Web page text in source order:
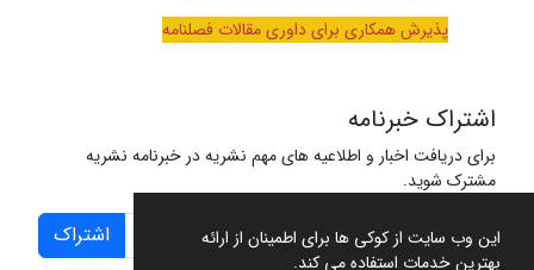
این وب سایت از کوکی ها برای اطمینان از ارائه
بهترین خدمات استفاده می کند.
پذیرش همکاری برای داوری مقالات فصلنامه
اشتراک خبرنامه
برای دریافت اخبار و اطلاعیه های مهم نشریه در خبرنامه نشریه
مشترک شوید.
اشتراک